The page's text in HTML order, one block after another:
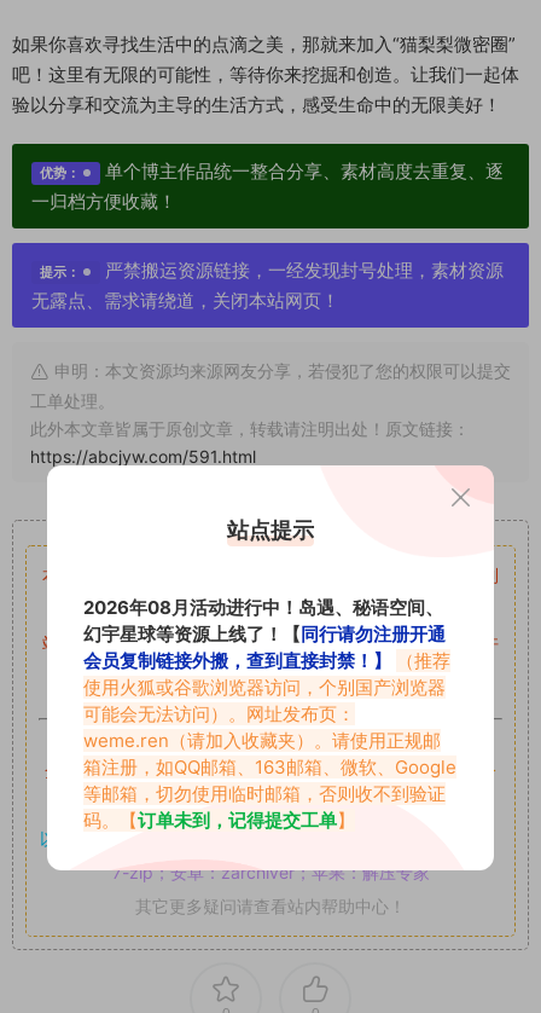
如果你喜欢寻找生活中的点滴之美，那就来加入“猫梨梨微密圈”
吧！这里有无限的可能性，等待你来挖掘和创造。让我们一起体
验以分享和交流为主导的生活方式，感受生命中的无限美好！
优势：
单个博主作品统一整合分享、素材高度去重复、逐
一归档方便收藏！
提示：
严禁搬运资源链接，一经发现封号处理，素材资源
无露点、需求请绕道，关闭本站网页！
申明：本文资源均来源网友分享，若侵犯了您的权限可以提交
工单处理。
此外本文章皆属于原创文章，转载请注明出处！原文链接：
https://abcjyw.com/591.html
重要声明
本站资源均来自网络分享，如有侵犯你的权益请私信留言
收到
留言后，我们会第一时间进行审核后删除。
站内资源为网友个人学习或测试研究使用，未经原版权作者许
可,禁止用于任何商业途径！请在下载24小时内删除！
如果遇到付费才可获取的素材，建议升级对应的VIP。
全站付费素材可提供补档服务“均有备份 ”，素材以主流网盘分
享。
以7z、7z分卷格式压缩，
7-zip；安卓：zarchiver；苹果：解压专家
其它更多疑问请查看站内帮助中心！
站点提示
2026年08月活动进行中！岛遇、秘语空间、
幻宇星球等资源上线了！【同行请勿注册开通
会员复制链接外搬，查到直接封禁！】
（推荐
使用火狐或谷歌浏览器访问，个别国产浏览器
可能会无法访问）。网址发布页：
weme.ren （请加入收藏夹）。请使用正规邮
箱注册，如QQ邮箱、163邮箱、微软、Google
等邮箱，切勿使用临时邮箱，否则收不到验证
码。【订单未到，记得提交工单】